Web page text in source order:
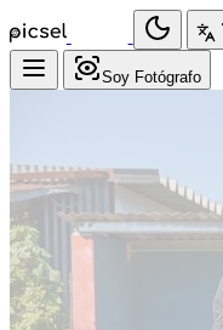
Soy Fotógrafo